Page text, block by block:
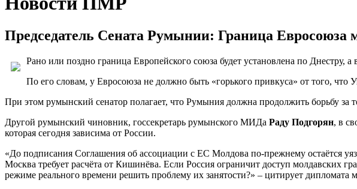
Председатель Сената Румынии: Граница Евросоюза
Рано или поздно граница Европейского союза будет установлена по Днестру,
По его словам, у Евросоюза не должно быть «горького привкуса» от того,
При этом румынский сенатор полагает, что Румыния должна продолжить борьбу за
Другой румынский чиновник, госсекретарь румынского МИДа Раду Подгорян, в
которая сегодня зависима от России.
«До подписания Соглашения об ассоциации с ЕС Молдова по-прежнему остаётся
Москва требует расчёта от Кишинёва. Если Россия ограничит доступ молдавских
режиме реального времени решить проблему их занятости?» – цитирует дипломата